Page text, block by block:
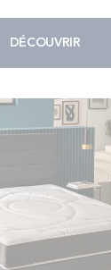
DÉCOUVRIR